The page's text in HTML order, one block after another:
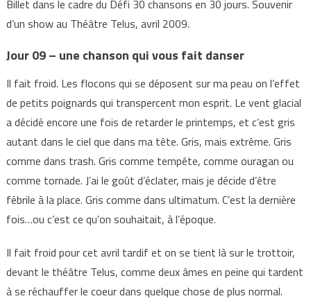
Billet dans le cadre du Défi 30 chansons en 30 jours. Souvenir
d’un show au Théâtre Telus, avril 2009.
Jour 09 – une chanson qui vous fait danser
Il fait froid. Les flocons qui se déposent sur ma peau on l’effet
de petits poignards qui transpercent mon esprit. Le vent glacial
a décidé encore une fois de retarder le printemps, et c’est gris
autant dans le ciel que dans ma tête. Gris, mais extrême. Gris
comme dans trash. Gris comme tempête, comme ouragan ou
comme tornade. J’ai le goût d’éclater, mais je décide d’être
fébrile à la place. Gris comme dans ultimatum. C’est la dernière
fois…ou c’est ce qu’on souhaitait, à l’époque.
Il fait froid pour cet avril tardif et on se tient là sur le trottoir,
devant le théâtre Telus, comme deux âmes en peine qui tardent
à se réchauffer le coeur dans quelque chose de plus normal.